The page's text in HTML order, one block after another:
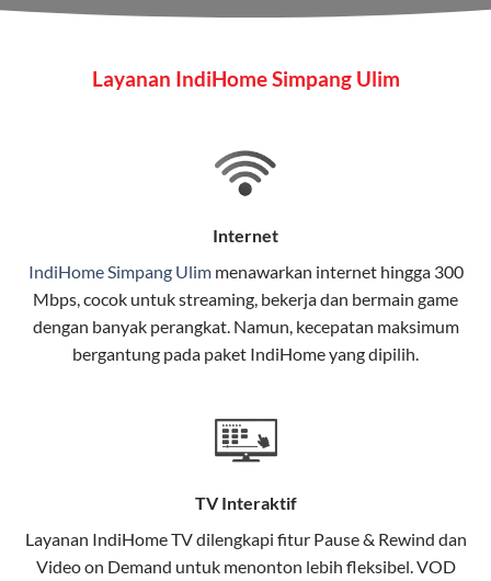
hiburan berkualitas tinggi.
pengguna rumah dan bisnis.
stabil, dan memiliki berbagai pilihan paket IndiHome
Selain internet, layanan IndiHome juga mencakup TV
interaktif (IndiHome TV) dan telepon rumah dalam
satu paket.
Teknologi di Balik WiFi IndiHome
Wifi IndiHome menggunakan teknologi Fiber To The
menggunakan kabel serat optik hingga ke rumah
pelanggan. Teknologi ini memiliki beberapa
keunggulan:
Layanan IndiHome Simpang Ulim
Internet
IndiHome Simpang Ulimmenawarkan internethingga 300
Mbps, cocok untuk streaming, bekerja dan bermain game
dengan banyak perangkat. Namun, kecepatan maksimum
bergantung pada paket IndiHome yang dipilih.
TV Interaktif
Layanan IndiHome TVdilengkapi fitur Pause & Rewind dan
Video on Demand untuk menonton lebih fleksibel. VOD